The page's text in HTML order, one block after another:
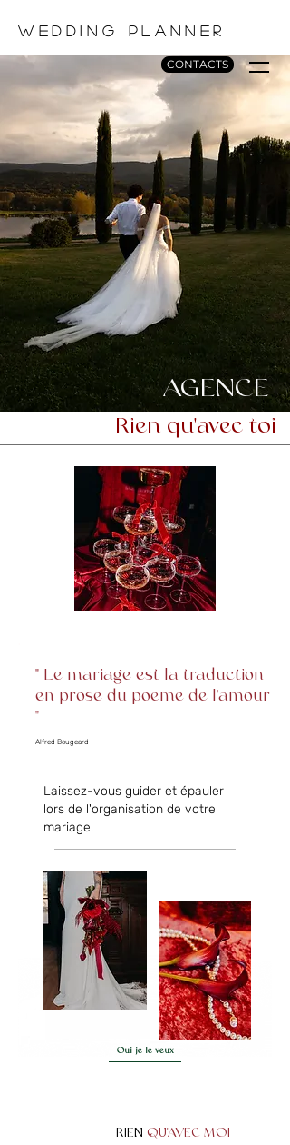
WEDDING PLANNER
CONTACTS
AGENCE
Rien qu'avec toi
" Le mariage est la traduction
en prose du poeme de l'amour
"
Alfred Bougeard
Laissez-vous guider et épauler
lors de l'organisation de votre
mariage!
Oui je le veux
RIEN QU'AVEC MOI